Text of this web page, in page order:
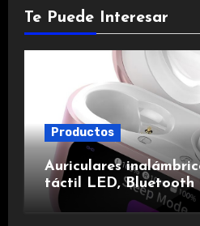
Te Puede Interesar
Productos
Auriculares
táctil LED, Bluetooth
de ruido,
duración.